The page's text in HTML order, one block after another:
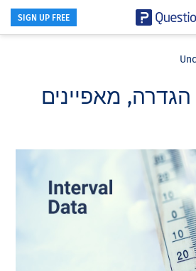
SIGN UP FREE
הגדרה, מאפיינים